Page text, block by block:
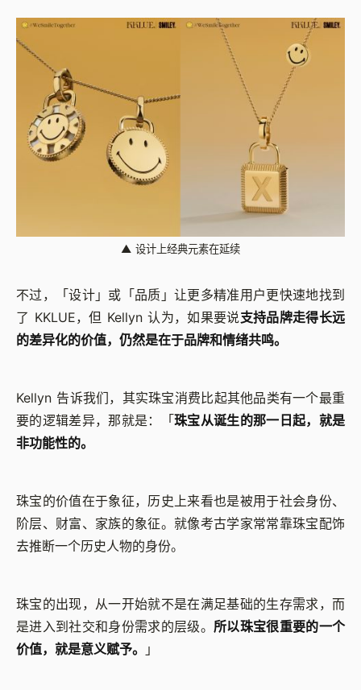
▲ 设计上经典元素在延续
不过，「设计」或「品质」让更多精准用户更快速地找到
了 KKLUE，但 Kellyn 认为，如果要说支持品牌走得长远
的差异化的价值，仍然是在于品牌和情绪共鸣。
Kellyn 告诉我们，其实珠宝消费比起其他品类有一个最重
要的逻辑差异，那就是：「珠宝从诞生的那一日起，就是
非功能性的。
珠宝的价值在于象征，历史上来看也是被用于社会身份、
阶层、财富、家族的象征。就像考古学家常常靠珠宝配饰
去推断一个历史人物的身份。
珠宝的出现，从一开始就不是在满足基础的生存需求，而
是进入到社交和身份需求的层级。 所以珠宝很重要的一个
价值，就是意义赋予。
」